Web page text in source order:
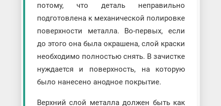
потому, что деталь неправильно
подготовлена к механической полировке
поверхности металла. Во-первых, если
до этого она была окрашена, слой краски
необходимо полностью снять. В зачистке
нуждается и поверхность, на которую
было нанесено анодное покрытие.
Верхний слой металла должен быть как